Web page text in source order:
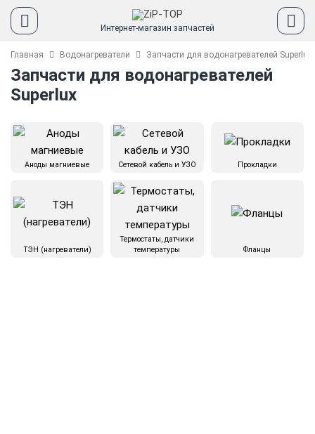
Интернет-магазин запчастей
Главная Водонагреватели Запчасти для водонагревателей Superlux
Запчасти для водонагревателей
Superlux
Аноды магниевые Сетевой кабель и УЗО Прокладки
ТЭН (нагреватели)
Термостаты, датчики
температуры
Фланцы